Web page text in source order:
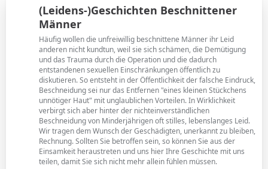
ä
g
e
e
i
t
r
ä
g
e
(Leidens-)Geschichten Beschnittener
Männer
Häufig wollen die unfreiwillig beschnittene Männer ihr Leid
anderen nicht kundtun, weil sie sich schämen, die Demütigung
und das Trauma durch die Operation und die dadurch
entstandenen sexuellen Einschränkungen öffentlich zu
diskutieren. So entsteht in der Öffentlichkeit der falsche Eindruck,
Beschneidung sei nur das Entfernen "eines kleinen Stückchens
unnötiger Haut" mit unglaublichen Vorteilen. In Wirklichkeit
verbirgt sich aber hinter der nichteinverständlichen
Beschneidung von Minderjährigen oft stilles, lebenslanges Leid.
Wir tragen dem Wunsch der Geschädigten, unerkannt zu bleiben,
Rechnung. Sollten Sie betroffen sein, so können Sie aus der
Einsamkeit heraustreten und uns hier Ihre Geschichte mit uns
teilen, damit Sie sich nicht mehr allein fühlen müssen.